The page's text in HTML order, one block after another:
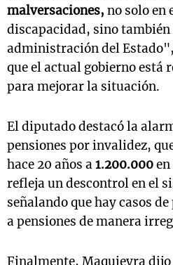
malversaciones, no solo en
discapacidad, sino también
administración del
que el actual gobierno está
para mejorar la situación.
El diputado destacó la
pensiones por invalidez,
hace 20 años a1.200.000
refleja un descontrol en el
señalando que hay casos
a pensiones de manera
Finalmente, Maquieyra dijo